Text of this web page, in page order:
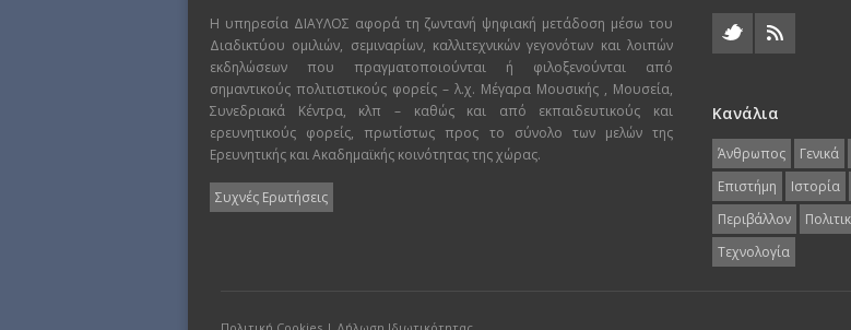
Η υπηρεσία ΔΙΑΥΛΟΣ αφορά τη ζωντανή ψηφιακή μετάδοση μέσω του
Διαδικτύου ομιλιών, σεμιναρίων, καλλιτεχνικών γεγονότων και λοιπών
εκδηλώσεων που πραγματοποιούνται ή φιλοξενούνται από
σημαντικούς πολιτιστικούς φορείς – λ.χ. Μέγαρα Μουσικής , Μουσεία,
Συνεδριακά Κέντρα, κλπ – καθώς και από εκπαιδευτικούς και
ερευνητικούς φορείς, πρωτίστως προς το σύνολο των μελών της
Ερευνητικής και Ακαδημαϊκής κοινότητας της χώρας.
Συχνές Ερωτήσεις
Κανάλια
Άνθρωπος Γενικά
Επιστήμη
Ιστορία
Περιβάλλον
Τεχνολογία